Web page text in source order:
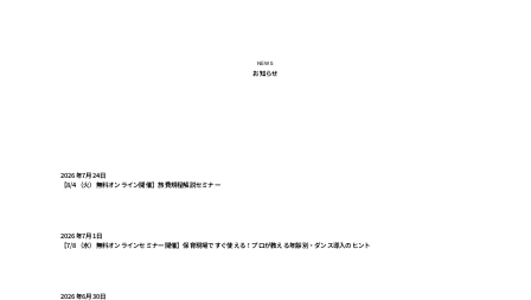
NEWS
お知らせ
2026年7月24日
【8/4（火）無料オンライン開催】旅費規程解説セミナー
2026年7月1日
【7/8（水）無料オンラインセミナー開催】保育現場ですぐ使える！プロが教える年齢別・ダンス導入のヒント
2026年6月30日